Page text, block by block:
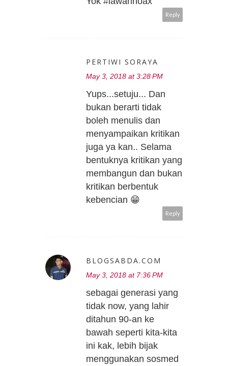
Reply
PERTIWI SORAYA
May 3, 2018 at 3:28 PM
Yups...setuju... Dan
bukan berarti tidak
boleh menulis dan
menyampaikan kritikan
juga ya kan.. Selama
bentuknya kritikan yang
membangun dan bukan
kritikan berbentuk
kebencian 😁
Reply
BLOGSABDA.COM
May 3, 2018 at 7:36 PM
sebagai generasi yang
tidak now, yang lahir
ditahun 90-an ke
bawah seperti kita-kita
ini kak, lebih bijak
menggunakan sosmed